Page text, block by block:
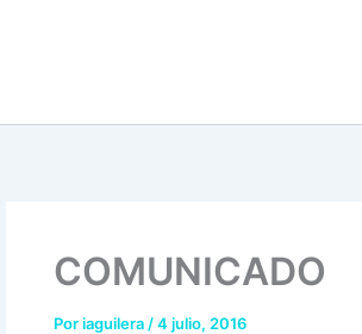
COMUNICADO
Poriaguilera /4 julio, 2016